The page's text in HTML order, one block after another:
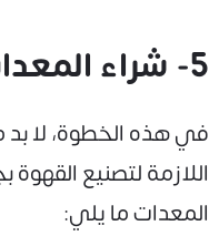
5- شراء المعدات اللازمة
في هذه الخطوة، لا بد
اللازمة لتصنيع
المعدات ما يلي: